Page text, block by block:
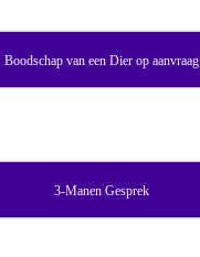
Boodschap van een Dier op aanvraag
3-Manen Gesprek